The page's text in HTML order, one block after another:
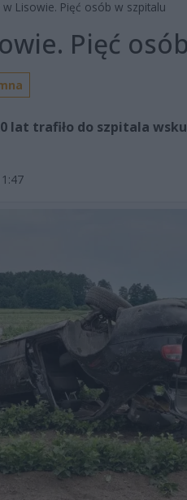
Lisowie. Pięć osób w szpitalu
Pięć
lat trafiło do szpitala